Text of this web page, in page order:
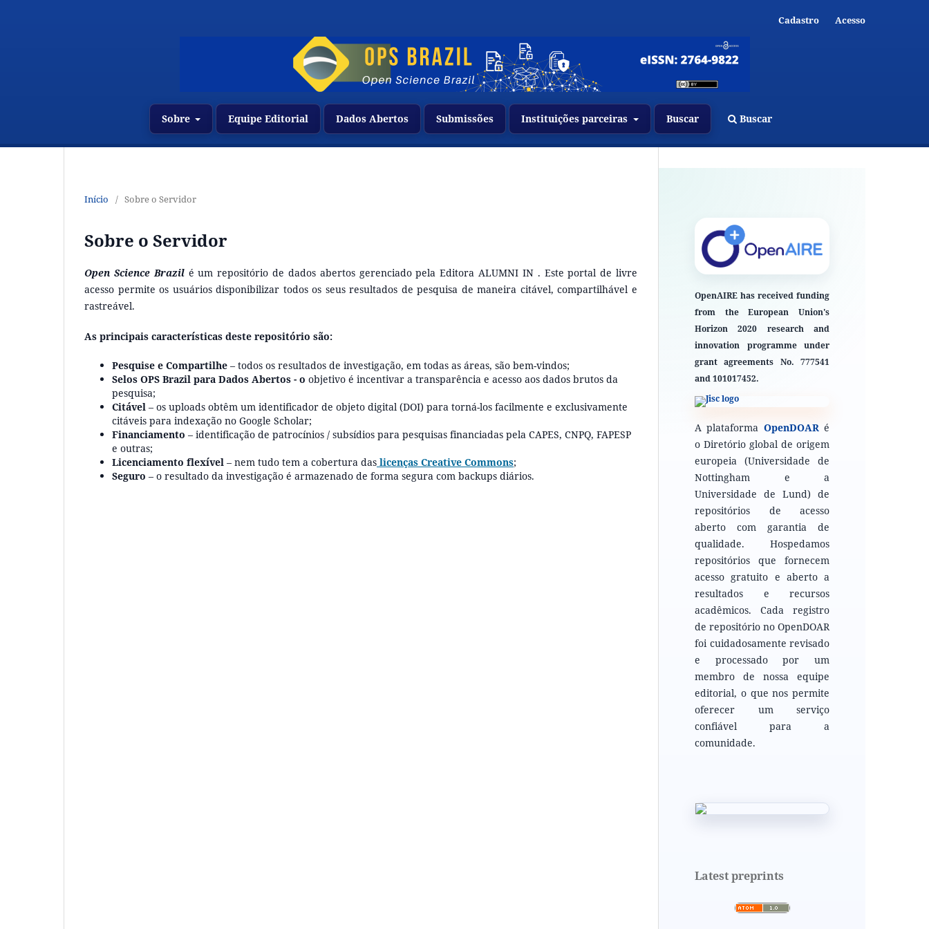
Sobre Equipe Editorial Dados Abertos Submissões Instituições parceiras Buscar Buscar
Cadastro Acesso
Início / Sobre o Servidor
Sobre o Servidor
Open Science Brazilé um repositório de dados abertos gerenciado pela Editora ALUMNI IN . Este portal de livre
acesso permite os usuários disponibilizar todos os seus resultados de pesquisa de maneira citável, compartilhável e
rastreável.
As principais características deste repositório são:
Pesquise e Compartilhe – todos os resultados de investigação, em todas as áreas, são bem-vindos;
Selos OPS Brazil para Dados Abertos - o objetivo é incentivar a transparência e acesso aos dados brutos da
pesquisa;
Citável – os uploads obtêm um identificador de objeto digital (DOI) para torná-los facilmente e exclusivamente
citáveis para indexação no Google Scholar;
Financiamento – identificação de patrocínios / subsídios para pesquisas financiadas pela CAPES, CNPQ, FAPESP
e outras;
Licenciamento flexível – nem tudo tem a cobertura das licenças Creative Commons;
Seguro – o resultado da investigação é armazenado de forma segura com backups diários.
OpenAIRE has received funding
from the European Union's
Horizon 2020 research and
innovation programme under
grant agreements No. 777541
and 101017452.
A plataforma OpenDOARé
o Diretório global de origem
europeia (Universidade de
Nottingham e a
Universidade de Lund) de
repositórios de acesso
aberto com garantia de
qualidade. Hospedamos
repositórios que fornecem
acesso gratuito e aberto a
resultados e recursos
acadêmicos. Cada registro
de repositório no OpenDOAR
foi cuidadosamente revisado
e processado por um
membro de nossa equipe
editorial, o que nos permite
oferecer um serviço
confiável para a
comunidade.
Latest preprints